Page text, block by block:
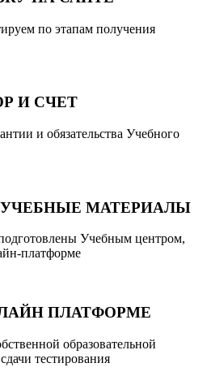
по этапам получения
И СЧЕТ
и обязательства Учебного
МАТЕРИАЛЫ
Учебным центром,
платформе
ПЛАТФОРМЕ
образовательной
тестирования